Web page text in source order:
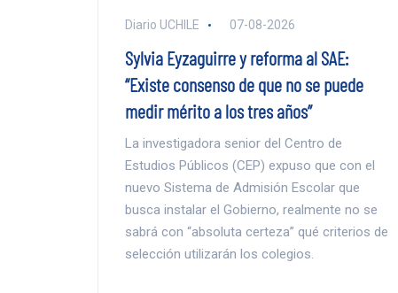
Diario UCHILE 07-08-2026
Sylvia Eyzaguirre y reforma al SAE:
“Existe consenso de que no se puede
medir mérito a los tres años”
La investigadora senior del Centro de
Estudios Públicos (CEP) expuso que con el
nuevo Sistema de Admisión Escolar que
busca instalar el Gobierno, realmente no se
sabrá con “absoluta certeza” qué criterios de
selección utilizarán los colegios.